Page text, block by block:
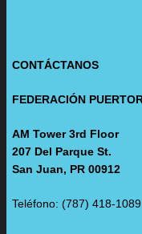
CONTÁCTANOS
FEDERACIÓN
AM Tower 3rd Floor
207 Del Parque St.
San Juan, PR 00912
Teléfono: (787) 418-1089